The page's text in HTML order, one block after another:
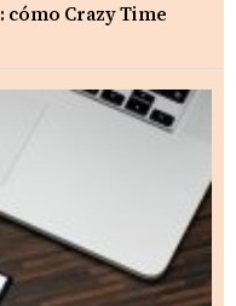
cómo Crazy Time